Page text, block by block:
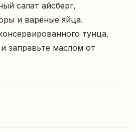
салат айсберг,
и варёные яйца.
тунца.
заправьте маслом от